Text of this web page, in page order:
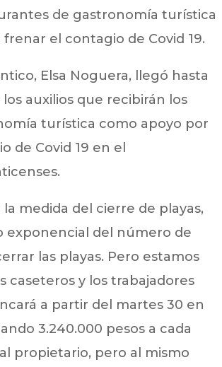
de gastronomía turística
el contagio de Covid 19.
Elsa Noguera, llegó hasta
auxilios que recibirán los
turística como apoyo por
de Covid 19 en el
medida del cierre de playas,
del número de
las playas. Pero estamos
caseteros y los trabajadores
a partir del martes 30 en
3.240.000 pesos a cada
propietario, pero al mismo